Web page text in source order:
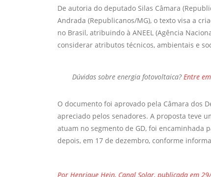
De autoria do deputado Silas Câmara
Andrada (Republicanos/MG), o texto visa a
no Brasil, atribuindo à ANEEL (Agência
considerar atributos técnicos, ambientais e
Dúvidas sobre energia fotovoltaica? Entre
O documento foi aprovado pela Câmara dos
apreciado pelos senadores. A proposta teve
atuam no segmento de GD, foi encaminhada
depois, em 17 de dezembro, conforme
Por Henrique Hein, Canal Solar, publicada em